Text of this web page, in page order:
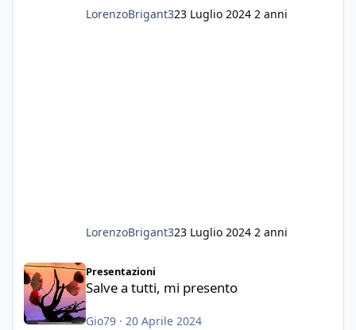
LorenzoBrigant323 Luglio 2024 2 anni
LorenzoBrigant323 Luglio 2024 2 anni
Salve a tutti, mi presento
Presentazioni
Salve a tutti, mi presento
Gio79· 20 Aprile 2024